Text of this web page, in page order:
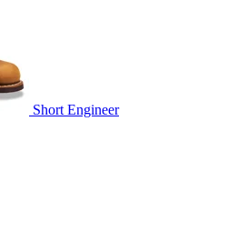
Short Engineer